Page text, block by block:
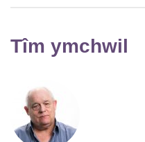
Tîm ymchwil